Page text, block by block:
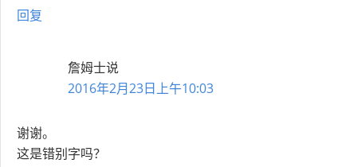
回复
詹姆士说
2016年2月23日上午10:03
谢谢。
这是错别字吗？